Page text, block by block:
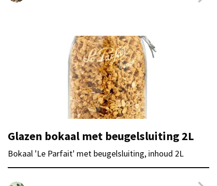
Glazen bokaal met beugelsluiting 2L
Bokaal 'Le Parfait' met beugelsluiting, inhoud 2L